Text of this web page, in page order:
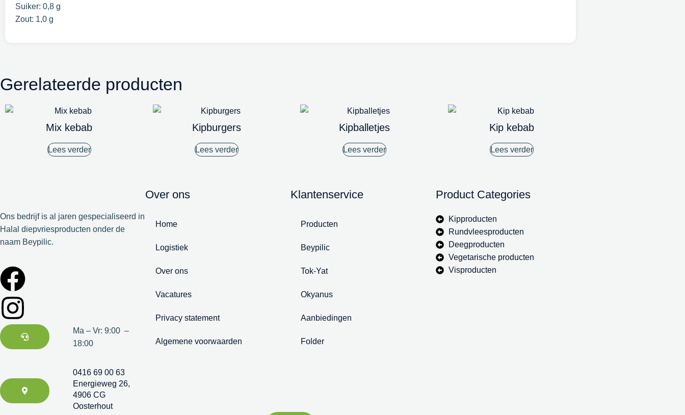
Suiker: 0,8 g
Zout: 1,0 g
Gerelateerde producten
Mix kebab
Lees verder
Kipburgers
Lees verder
Kipballetjes
Lees verder
Kip kebab
Lees verder
Ons bedrijf is al jaren gespecialiseerd in
Halal diepvriesproducten onder de
naam Beypilic.
Ma – Vr: 9:00 –
18:00
0416 69 00 63
Energieweg 26,
4906 CG
Oosterhout
Over ons
Home
Logistiek
Over ons
Vacatures
Privacy statement
Algemene voorwaarden
Klantenservice
Producten
Beypilic
Tok-Yat
Okyanus
Aanbiedingen
Folder
Product Categories
Kipproducten
Rundvleesproducten
Deegproducten
Vegetarische producten
Visproducten